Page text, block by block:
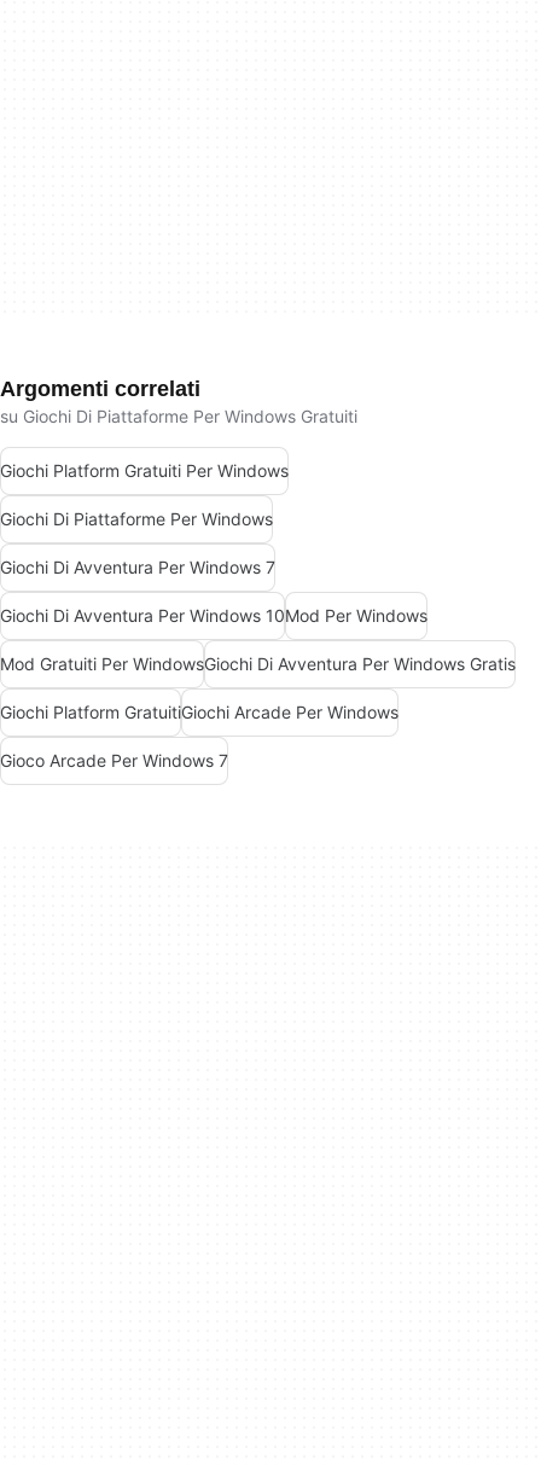
Argomenti correlati
su Giochi Di Piattaforme Per Windows Gratuiti
Giochi Platform Gratuiti Per Windows
Giochi Di Piattaforme Per Windows
Giochi Di Avventura Per Windows 7
Giochi Di Avventura Per Windows 10Mod Per Windows
Mod Gratuiti Per WindowsGiochi Di Avventura Per Windows Gratis
Giochi Platform GratuitiGiochi Arcade Per Windows
Gioco Arcade Per Windows 7